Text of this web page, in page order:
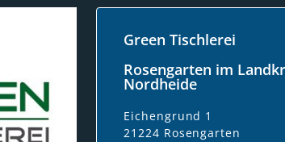
Green Tischlerei
Rosengarten im
Nordheide
Eichengrund 1
21224 Rosengarten